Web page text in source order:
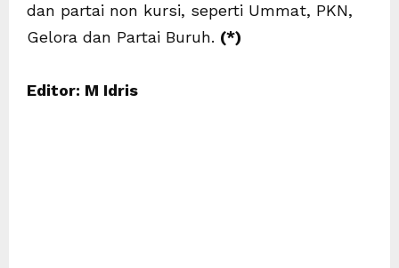
dan partai non kursi, seperti Ummat, PKN,
Gelora dan Partai Buruh. (*)
Editor: M Idris